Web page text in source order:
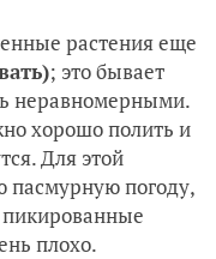
растения еще
; это бывает
неравномерными.
хорошо полить и
Для этой
пасмурную погоду,
плохо.